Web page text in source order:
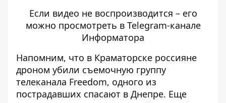
Если видео не воспроизводится – его
можно просмотреть в Telegram-канале
Информатора
Напомним, что в Краматорске россияне
дроном убили съемочную группу
телеканала Freedom, одного из
пострадавших спасают в Днепре. Еще